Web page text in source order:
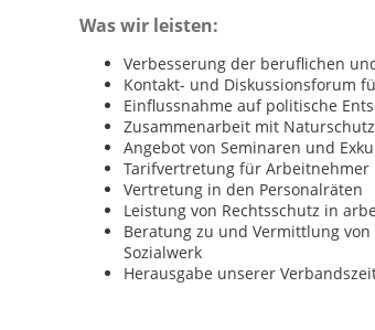
Was wir leisten:
Verbesserung der beruflichen
Kontakt- und Diskussionsforum
Einflussnahme auf politische
Zusammenarbeit mit
Angebot von Seminaren und
Tarifvertretung für Arbeitnehmer
Vertretung in den Personalräten
Leistung von Rechtsschutz in
Beratung zu und Vermittlung
Sozialwerk
Herausgabe unserer